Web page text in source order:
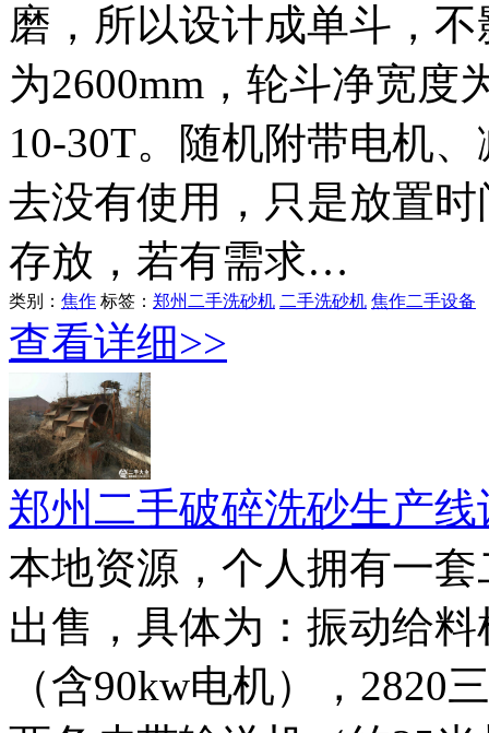
磨，所以设计成单斗，
为2600mm，轮斗净宽度
10-30T。随机附带电机
去没有使用，只是放置
存放，若有需求…
类别： 焦作 标签： 郑州二手洗砂机 二手洗砂机 焦作二手设备
查看详细>>
郑州二手破碎洗砂生产
本地资源，个人拥有一
出售，具体为：振动给
（含90kw电机），2820